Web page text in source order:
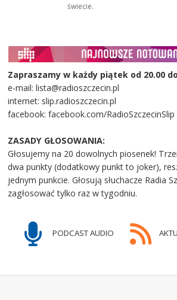
świecie.
Zapraszamy w każdy piątek od 20.00
e-mail: lista@radioszczecin.pl
internet: slip.radioszczecin.pl
facebook: facebook.com/RadioSzczecinSlip
ZASADY GŁOSOWANIA:
Głosujemy na 20 dowolnych piosenek!
dwa punkty (dodatkowy punkt to joker),
jednym punkcie. Głosują słuchacze Radia
zagłosować tylko raz w tygodniu.
PODCAST AUDIO